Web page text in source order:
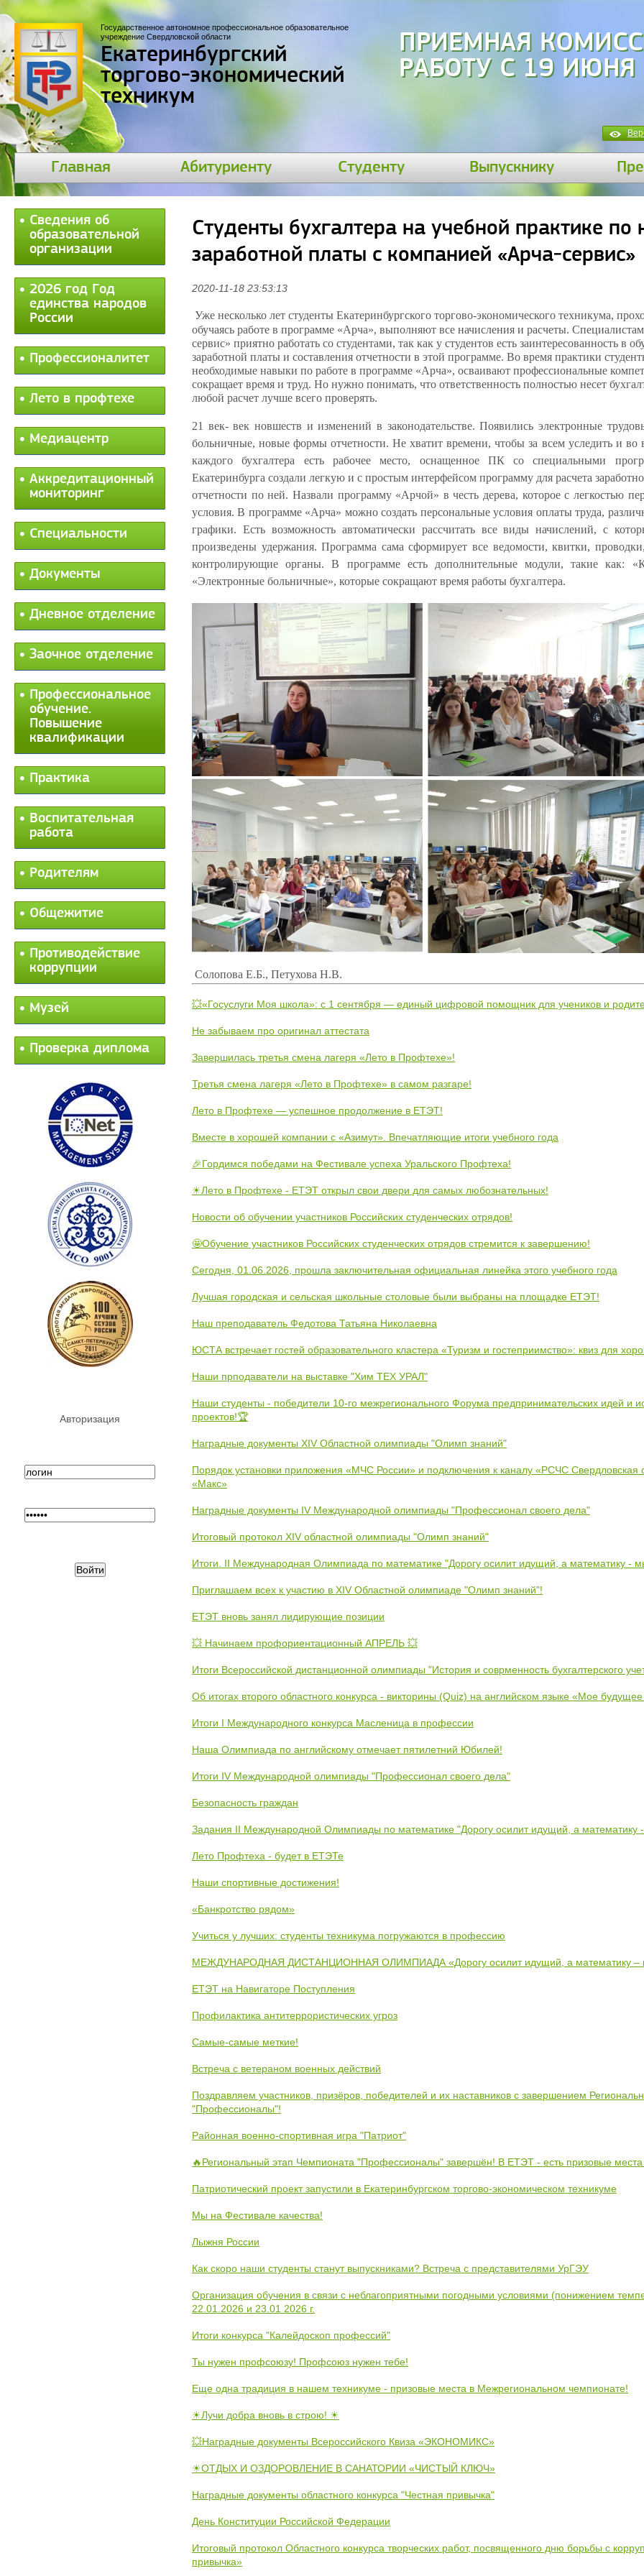
Государственное автономное профессиональное образовательное
учреждение Свердловской области
Екатеринбургский
торгово-экономический
техникум
ПРИЕМНАЯ
РАБОТУ С 19 ИЮНЯ
Главная Абитуриенту Студенту Выпускнику
Сведения об
образовательной
организации
2026 год Год
единства народов
России
Профессионалитет
Лето в профтехе
Медиацентр
Аккредитационный
мониторинг
Специальности
Документы
Дневное отделение
Заочное отделение
Профессиональное
обучение.
Повышение
квалификации
Практика
Воспитательная
работа
Родителям
Общежитие
Противодействие
коррупции
Музей
Проверка диплома
Авторизация
Студенты бухгалтера на учебной практике по
заработной платы с компанией «Арча-сервис»
2020-11-18 23:53:13
Уже несколько лет студенты Екатеринбургского торгово-экономического техникума,
обучаясь работе в программе «Арча», выполняют все начисления и расчеты.
сервис» приятно работать со студентами, так как у студентов есть заинтересованность в
заработной платы и составления отчетности в этой программе. Во время практики
необходимые навыки по работе в программе «Арча», осваивают профессиональные
сокращает время и труд. Но нужно понимать, что ответственность полностью несет
любой расчет лучше всего проверять.
21 век- век новшеств и изменений в законодательстве. Появились электронные
больничные, новые формы отчетности. Не хватит времени, чтобы за всем уследить и
каждого бухгалтера есть рабочее место, оснащенное ПК со специальными
Екатеринбурга создали легкую и с простым интерфейсом программу для расчета
отчетности по ней. Назвали программу «Арчой» в честь дерева, которое с легкостью
условия. В программе «Арча» можно создать персональные условия оплаты труда,
графики. Есть возможность автоматически рассчитать все виды начислений, с
произведены удержания. Программа сама сформирует все ведомости, квитки,
контролирующие органы. В программе есть дополнительные модули, такие как:
«Электронные больничные», которые сокращают время работы бухгалтера.
Солопова Е.Б., Петухова Н.В.
💥«Госуслуги Моя школа»: с 1 сентября — единый цифровой помощник для учеников и
Не забываем про оригинал аттестата
Завершилась третья смена лагеря «Лето в Профтехе»!
Третья смена лагеря «Лето в Профтехе» в самом разгаре!
Лето в Профтехе — успешное продолжение в ЕТЭТ!
Вместе в хорошей компании с «Азимут». Впечатляющие итоги учебного года
🎉Гордимся победами на Фестивале успеха Уральского Профтеха!
☀Лето в Профтехе - ЕТЭТ открыл свои двери для самых любознательных!
Новости об обучении участников Российских студенческих отрядов!
🤩Обучение участников Российских студенческих отрядов стремится к завершению!
Сегодня, 01.06.2026, прошла заключительная официальная линейка этого учебного года
Лучшая городская и сельская школьные столовые были выбраны на площадке ЕТЭТ!
Наш преподаватель Федотова Татьяна Николаевна
ЮСТА встречает гостей образовательного кластера «Туризм и гостеприимство»: квиз для
Наши прподаватели на выставке "Хим ТЕХ УРАЛ"
Наши студенты - победители 10-го межрегионального Форума предпринимательских идей и
проектов!🏆
Наградные документы XIV Областной олимпиады "Олимп знаний"
Порядок установки приложения «МЧС России» и подключения к каналу «РСЧС Свердловская
«Макс»
Наградные документы IV Международной олимпиады "Профессионал своего дела"
Итоговый протокол XIV областной олимпиады "Олимп знаний"
Итоги. II Международная Олимпиада по математике "Дорогу осилит идущий, а математику -
Приглашаем всех к участию в XIV Областной олимпиаде "Олимп знаний"!
ЕТЭТ вновь занял лидирующие позиции
💥 Начинаем профориентационный АПРЕЛЬ 💥
Итоги Всероссийской дистанционной олимпиады "История и соврменность бухгалтерского
Об итогах второго областного конкурса - викторины (Quiz) на английском языке «Мое
Итоги I Международного конкурса Масленица в профессии
Наша Олимпиада по английскому отмечает пятилетний Юбилей!
Итоги IV Международной олимпиады "Профессионал своего дела"
Безопасность граждан
Задания II Международной Олимпиады по математике "Дорогу осилит идущий, а
Лето Профтеха - будет в ЕТЭТе
Наши спортивные достижения!
«Банкротство рядом»
Учиться у лучших: студенты техникума погружаются в профессию
МЕЖДУНАРОДНАЯ ДИСТАНЦИОННАЯ ОЛИМПИАДА «Дорогу осилит идущий, а математику –
ЕТЭТ на Навигаторе Поступления
Профилактика антитеррористических угроз
Самые-самые меткие!
Встреча с ветераном военных действий
Поздравляем участников, призёров, победителей и их наставников с завершением
"Профессионалы"!
Районная военно-спортивная игра "Патриот"
🔥Региональный этап Чемпионата "Профессионалы" завершён! В ЕТЭТ - есть призовые
Патриотический проект запустили в Екатеринбургском торгово-экономическом техникуме
Мы на Фестивале качества!
Лыжня России
Как скоро наши студенты станут выпускниками? Встреча с представителями УрГЭУ
Организация обучения в связи с неблагоприятными погодными условиями (понижением
22.01.2026 и 23.01 2026 г.
Итоги конкурса "Калейдоскоп профессий"
Ты нужен профсоюзу! Профсоюз нужен тебе!
Еще одна традиция в нашем техникуме - призовые места в Межрегиональном чемпионате!
☀Лучи добра вновь в строю! ☀
💥Наградные документы Всероссийского Квиза «ЭКОНОМИКС»
☀ОТДЫХ И ОЗДОРОВЛЕНИЕ В САНАТОРИИ «ЧИСТЫЙ КЛЮЧ»
Наградные документы областного конкурса "Честная привычка"
День Конституции Российской Федерации
Итоговый протокол Областного конкурса творческих работ, посвященного дню борьбы с
привычка»